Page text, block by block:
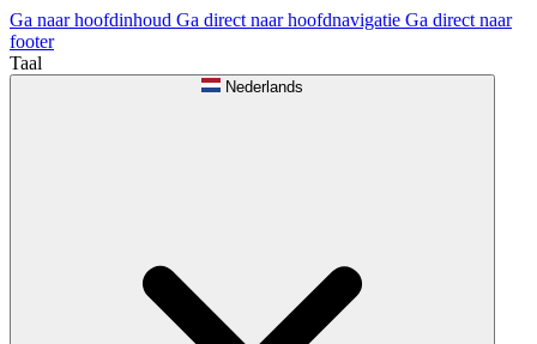
Ga naar hoofdinhoud Ga direct naar hoofdnavigatie Ga direct naar
footer
Taal
Nederlands